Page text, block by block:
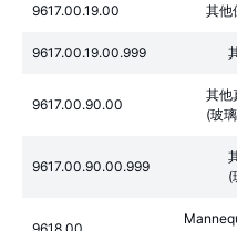
9617.00.19.00 其他
9617.00.19.00.999
9617.00.90.00
其他
(玻
9617.00.90.00.999
(